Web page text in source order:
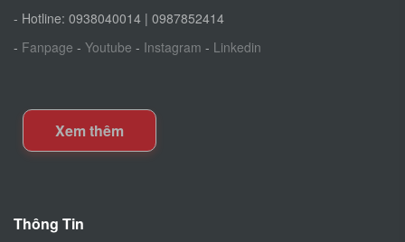
- Hotline: 0938040014 | 0987852414
- Fanpage - Youtube - Instagram - Linkedin
Xem thêm
Thông Tin